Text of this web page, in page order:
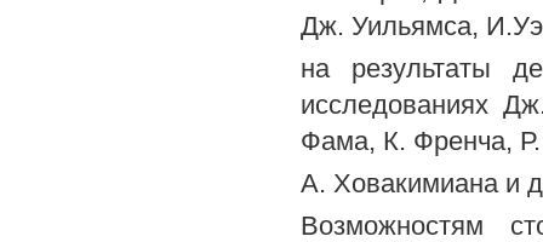
Дж. Уильямса,
на результаты
исследованиях
Фама, К. Френча,
A. Ховакимиана и
Возможностям